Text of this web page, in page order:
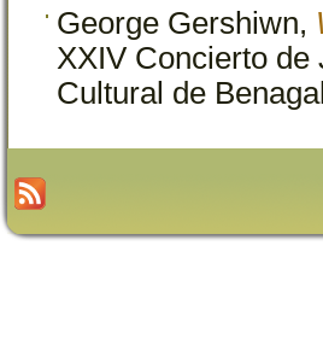
George Gershiwn,
XXIV Concierto de
Cultural de